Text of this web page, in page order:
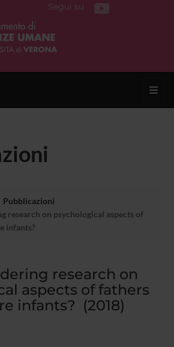
Segui su
Pubblicazioni
research on psychological aspects of
infants?
research on
aspects of fathers
infants? (2018)